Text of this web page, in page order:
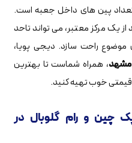
پین های داخل جعبه است.
یک مرکز معتبر، می تواند تاحد
موضوع راحت سازد. دیجی پویا،
مشهد، همراه شماست تا بهترین
قیمتی خوب تهیه کنید.
چین و رام گلوبال در